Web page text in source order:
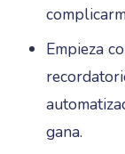
Empieza
gana.